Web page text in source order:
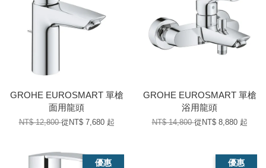
GROHE EUROSMART 單槍
面用龍頭
NT$ 12,800從NT$ 7,680 起
GROHE EUROSMART 單槍
浴用龍頭
NT$ 14,800從NT$ 8,880 起
優惠 優惠